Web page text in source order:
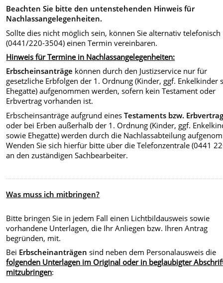
Beachten Sie bitte den untenstehenden Hinweis für
Nachlassangelegenheiten.
Sollte dies nicht möglich sein, können Sie alternativ telefonisch
(0441/220-3504) einen Termin vereinbaren.
Hinweis für Termine in Nachlassangelegenheiten:
Erbscheinsanträge können durch den Justizservice nur für
gesetzliche Erbfolgen der 1. Ordnung (Kinder, ggf. Enkelkinder
Ehegatte) aufgenommen werden, sofern kein Testament oder
Erbvertrag vorhanden ist.
Erbscheinsanträge aufgrund einesTestaments bzw.
oder bei Erben außerhalb der 1. Ordnung (Kinder, ggf.
sowie Ehegatte) werden durch die Nachlassabteilung
Wenden Sie sich hierfür bitte über die Telefonzentrale (0441
an den zuständigen Sachbearbeiter.
Was muss ich mitbringen?
Bitte bringen Sie in jedem Fall einen Lichtbildausweis sowie
vorhandene Unterlagen, die Ihr Anliegen bzw. Ihren Antrag
begründen, mit.
Bei Erbscheinanträgen sind neben dem Personalausweis die
folgenden Unterlagen im Original oder in beglaubigter
mitzubringen: